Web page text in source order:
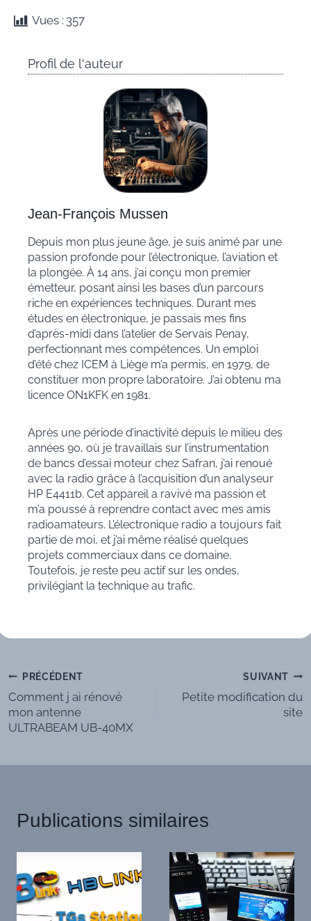
Vues : 357
Profil de l'auteur
Jean-François Mussen
Depuis mon plus jeune âge, je suis animé par une
passion profonde pour l’électronique, l’aviation et
la plongée. À 14 ans, j’ai conçu mon premier
émetteur, posant ainsi les bases d’un parcours
riche en expériences techniques. Durant mes
études en électronique, je passais mes fins
d’après-midi dans l’atelier de Servais Penay,
perfectionnant mes compétences. Un emploi
d’été chez ICEM à Liège m’a permis, en 1979, de
constituer mon propre laboratoire. J’ai obtenu ma
licence ON1KFK en 1981.
Après une période d’inactivité depuis le milieu des
années 90, où je travaillais sur l’instrumentation
de bancs d’essai moteur chez Safran, j’ai renoué
avec la radio grâce à l’acquisition d’un analyseur
HP E4411b. Cet appareil a ravivé ma passion et
m’a poussé à reprendre contact avec mes amis
radioamateurs. L’électronique radio a toujours fait
partie de moi, et j’ai même réalisé quelques
projets commerciaux dans ce domaine.
Toutefois, je reste peu actif sur les ondes,
privilégiant la technique au trafic.
Navigation
de
PRÉCÉDENT
Comment j ai rénové
mon antenne
ULTRABEAM UB-40MX
SUIVANT
Petite modification du
site
Publications similaires